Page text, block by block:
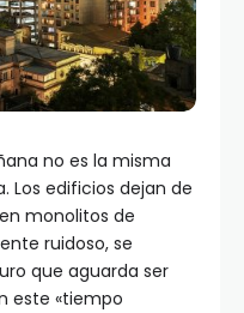
no es la misma
Los edificios dejan de
monolitos de
ruidoso, se
que aguarda ser
este «tiempo